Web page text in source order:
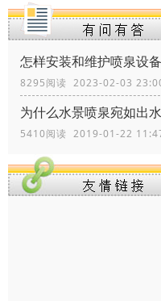
怎样安装和维护喷泉设
8295阅读 2023-02-03
为什么水景喷泉宛如出
5410阅读 2019-01-22